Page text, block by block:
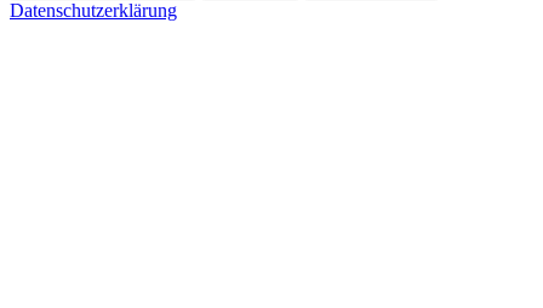
Datenschutzerklärung